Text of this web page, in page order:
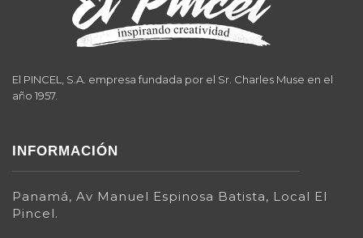
El PINCEL, S.A. empresa fundada por el Sr. Charles Muse en el
año 1957.
INFORMACIÓN
Panamá, Av Manuel Espinosa Batista, Local El
Pincel.